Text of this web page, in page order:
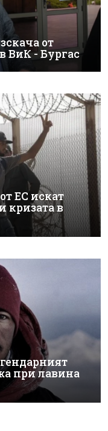
от
ВиК - Бургас
ЕС искат
кризата в
при лавина